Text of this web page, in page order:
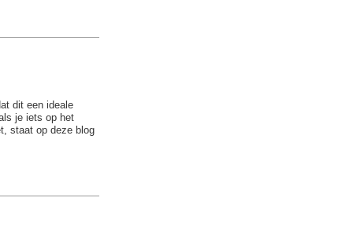
dit een ideale
je iets op het
staat op deze blog